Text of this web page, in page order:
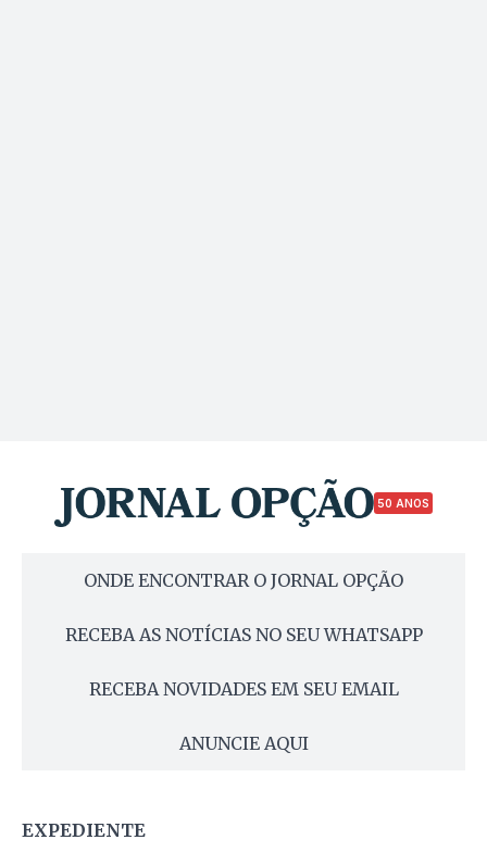
50 ANOS
ONDE ENCONTRAR O JORNAL OPÇÃO
RECEBA AS NOTÍCIAS NO SEU WHATSAPP
RECEBA NOVIDADES EM SEU EMAIL
ANUNCIE AQUI
EXPEDIENTE